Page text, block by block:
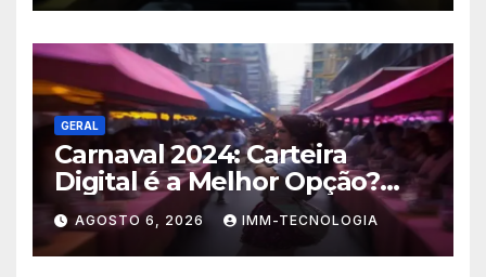
em Equipamentos
GERAL
Carnaval 2024: Carteira
Digital é a Melhor Opção?
Guia Completo de Segurança
para Pagar com o Celular na
Folia
AGOSTO 6, 2026 IMM-TECNOLOGIA